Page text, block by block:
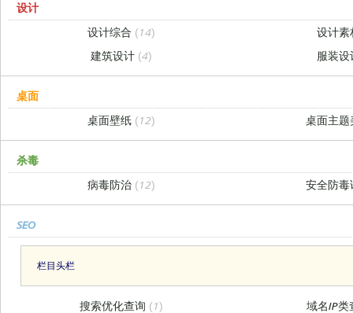
设计
设计综合 (14)
设计
建筑设计 (4) 服装
桌面
桌面壁纸 (12) 桌面主
杀毒
病毒防治 (12) 安全防
SEO
栏目头栏
搜索优化查询 (1)
域名IP